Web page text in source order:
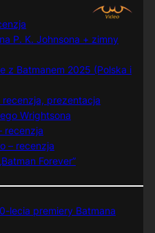
P. K. Johnsona + zimny
z Batmanem 2025 (Polska i
recenzja, prezentacja
Wrightsona
recenzja
– recenzja
Forever”
lecia premiery Batmana